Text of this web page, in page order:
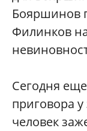
Бояршинов
Филинков
Сегодня
приговора
человек